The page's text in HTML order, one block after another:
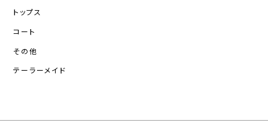
トップス
コート
その他
テーラーメイド